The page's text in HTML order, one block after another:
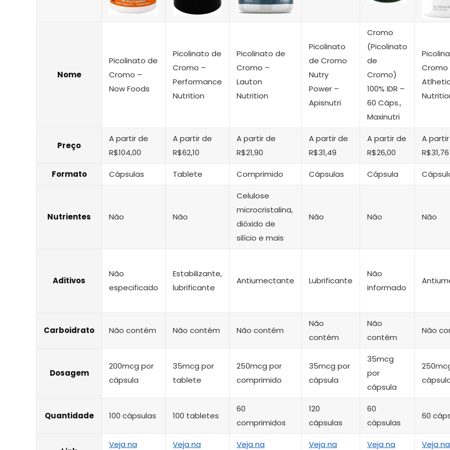
Nome
Picolinato de
Cromo –
Now Foods
Picolinato de
Cromo –
Performance
Nutrition
Picolinato de
Cromo –
Lauton
Nutrition
Picolinato
de Cromo
Nutry
Power –
Apisnutri
Cromo
(Picolinato
de
Cromo)
100% IDR –
60 Cáps.,
Maxinutri
Cromo
Preço
A partir de
R$104,00
A partir de
R$62,10
A partir de
R$21,90
A partir de
R$31,49
A partir de
R$26,00
A partir
R$31,76
Formato Cápsulas Tablete Comprimido Cápsulas Cápsula
Nutrientes Não Não
Celulose
microcristalina,
dióxido de
silício e mais
Não Não Não
Aditivos
Não
especificado
Estabilizante,
lubrificante
Antiumectante Lubrificante
Não
informado
Carboidrato Não contém Não contém Não contém
Não
contém
Não
contém
Não
Dosagem
200mcg por
cápsula
35mcg por
tablete
250mcg por
comprimido
35mcg por
cápsula
35mcg
por
cápsula
Quantidade 100 cápsulas 100 tabletes
60
comprimidos
120
cápsulas
60
cápsulas
60
Veja na Veja na Veja na Veja na Veja na Veja na